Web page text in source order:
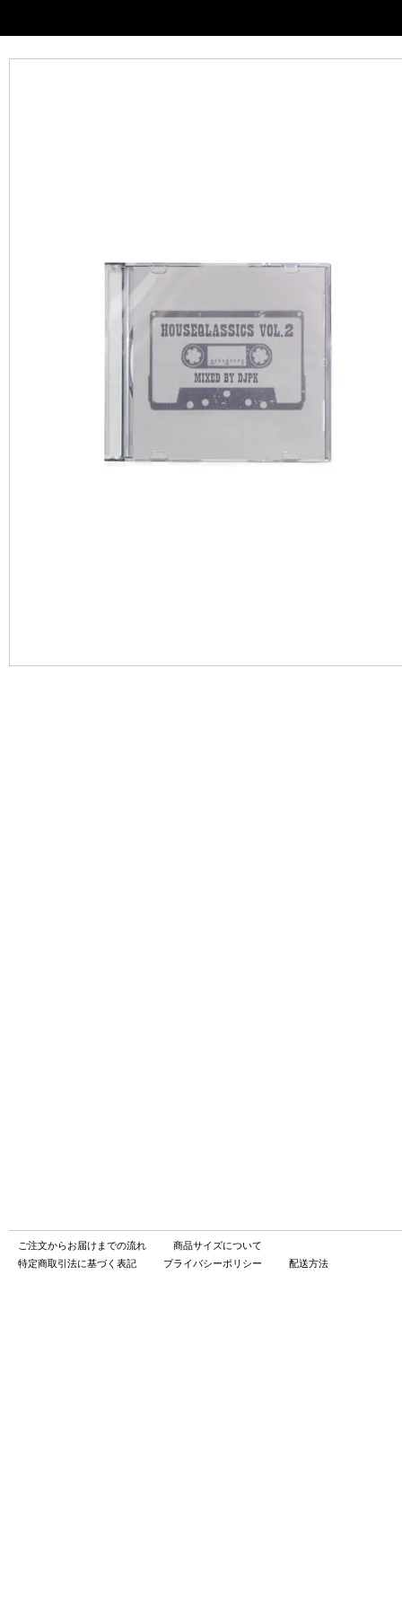
ご注文からお届けまでの流れ
商品サイズについて
特定商取引法に基づく表記
プライバシーポリシー 配送方法